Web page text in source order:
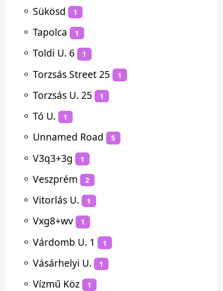
⚬ Sükösd 1
⚬ Tapolca 1
⚬ Toldi U. 6 1
⚬ Torzsás Street 25 1
⚬ Torzsás U. 25 1
⚬ Tó U. 1
⚬ Unnamed Road 5
⚬ V3q3+3g 1
⚬ Veszprém 2
⚬ Vitorlás U. 1
⚬ Vxg8+wv 1
⚬ Várdomb U. 1 1
⚬ Vásárhelyi U. 1
⚬ Vízmű Köz 1